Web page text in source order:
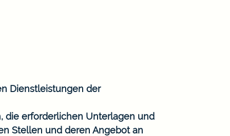
Dienstleistungen der
die erforderlichen Unterlagen und
Stellen und deren Angebot an